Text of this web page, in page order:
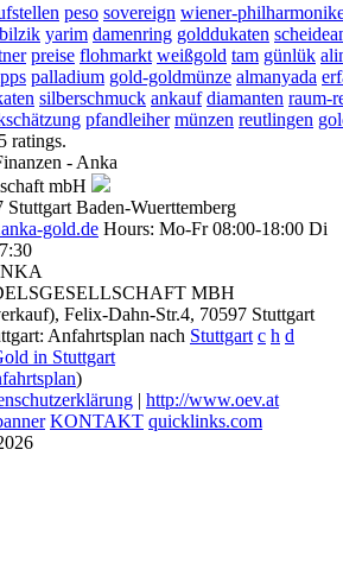
peso sovereign wiener-
bilzik yarim damenring golddukaten
preise flohmarkt weißgold tam günlük
palladium gold-goldmünze almanyada
silberschmuck ankauf diamanten raum-
pfandleiher münzen reutlingen
ratings.
- Anka
mbH
Stuttgart Baden-Wuerttemberg
gold.de Hours: Mo-Fr 08:00-18:00 Di
MBH
Felix-Dahn-Str.4, 70597 Stuttgart
Anfahrtsplan nach Stuttgart c h d
in Stuttgart
)
| http://www.oev.at
KONTAKT quicklinks.com